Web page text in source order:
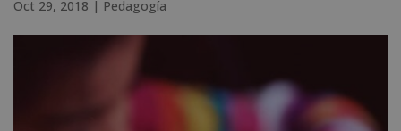
Oct 29, 2018 | Pedagogía